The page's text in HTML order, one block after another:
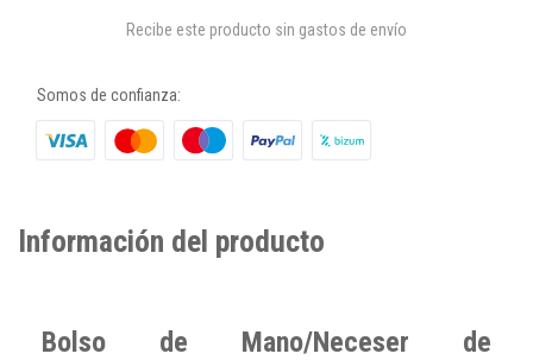
Recibe este producto sin gastos de envío
Somos de confianza:
Información del producto
Bolso de Mano/Neceser de